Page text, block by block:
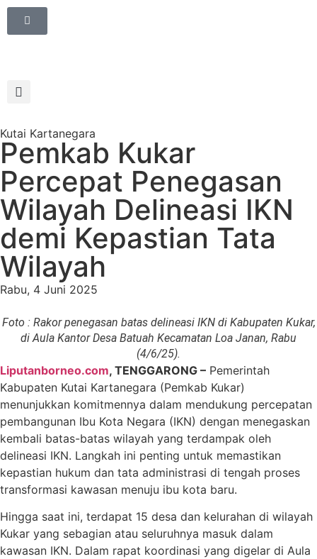
Kutai Kartanegara
Pemkab Kukar
Percepat Penegasan
Wilayah Delineasi IKN
demi Kepastian Tata
Wilayah
Rabu, 4 Juni 2025
Foto : Rakor penegasan batas delineasi IKN di Kabupaten Kukar,
di Aula Kantor Desa Batuah Kecamatan Loa Janan, Rabu
(4/6/25).
Liputanborneo.com, TENGGARONG – Pemerintah
Kabupaten Kutai Kartanegara (Pemkab Kukar)
menunjukkan komitmennya dalam mendukung percepatan
pembangunan Ibu Kota Negara (IKN) dengan menegaskan
kembali batas-batas wilayah yang terdampak oleh
delineasi IKN. Langkah ini penting untuk memastikan
kepastian hukum dan tata administrasi di tengah proses
transformasi kawasan menuju ibu kota baru.
Hingga saat ini, terdapat 15 desa dan kelurahan di wilayah
Kukar yang sebagian atau seluruhnya masuk dalam
kawasan IKN. Dalam rapat koordinasi yang digelar di Aula